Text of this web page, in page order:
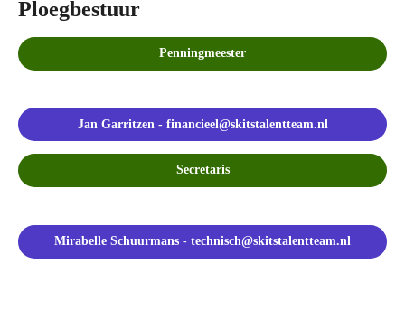
Ploegbestuur
Penningmeester
Jan Garritzen - financieel@skitstalentteam.nl
Secretaris
Mirabelle Schuurmans - technisch@skitstalentteam.nl